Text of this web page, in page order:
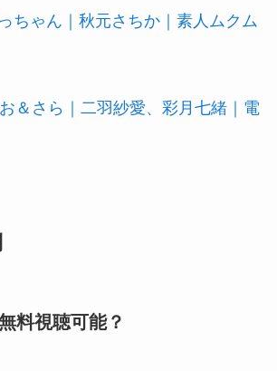
ちゃん｜秋元さちか｜素人ムクム
＆さら｜二羽紗愛、彩月七緒｜電
料視聴可能？